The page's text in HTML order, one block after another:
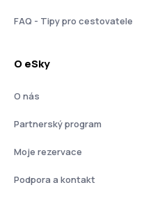
FAQ - Tipy pro cestovatele
O eSky
O nás
Partnerský program
Moje rezervace
Podpora a kontakt